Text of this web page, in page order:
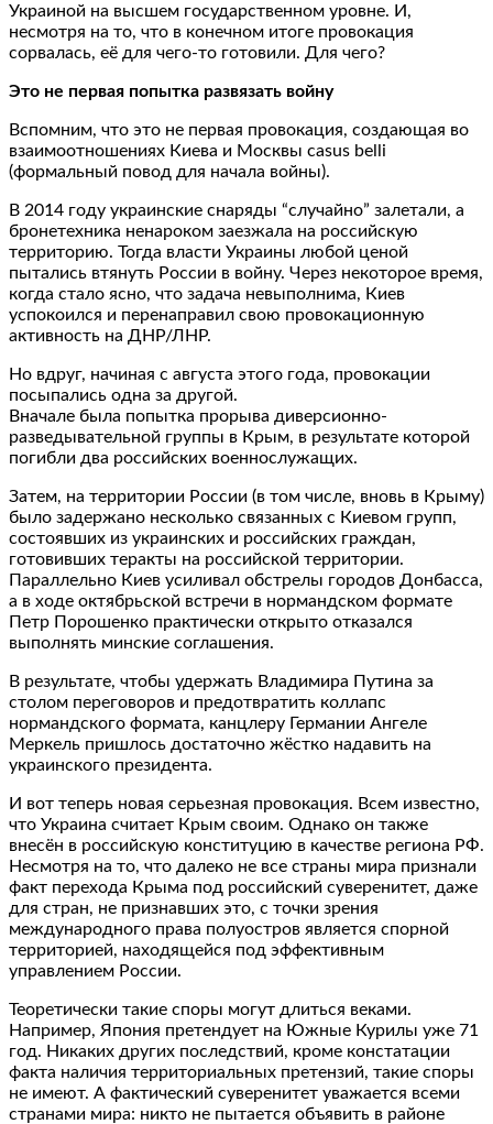
Украиной на высшем государственном уровне. И,
несмотря на то, что в конечном итоге провокация
сорвалась, её для чего-то готовили. Для чего?
Это не первая попытка развязать войну
Вспомним, что это не первая провокация, создающая во
взаимоотношениях Киева и Москвы casus belli
(формальный повод для начала войны).
В 2014 году украинские снаряды “случайно” залетали, а
бронетехника ненароком заезжала на российскую
территорию. Тогда власти Украины любой ценой
пытались втянуть России в войну. Через некоторое время,
когда стало ясно, что задача невыполнима, Киев
успокоился и перенаправил свою провокационную
активность на ДНР/ЛНР.
Но вдруг, начиная с августа этого года, провокации
посыпались одна за другой.
Вначале была попытка прорыва диверсионно-
разведывательной группы в Крым, в результате которой
погибли два российских военнослужащих.
Затем, на территории России (в том числе, вновь в Крыму)
было задержано несколько связанных с Киевом групп,
состоявших из украинских и российских граждан,
готовивших теракты на российской территории.
Параллельно Киев усиливал обстрелы городов Донбасса,
а в ходе октябрьской встречи в нормандском формате
Петр Порошенко практически открыто отказался
выполнять минские соглашения.
В результате, чтобы удержать Владимира Путина за
столом переговоров и предотвратить коллапс
нормандского формата, канцлеру Германии Ангеле
Меркель пришлось достаточно жёстко надавить на
украинского президента.
И вот теперь новая серьезная провокация. Всем известно,
что Украина считает Крым своим. Однако он также
внесён в российскую конституцию в качестве региона РФ.
Несмотря на то, что далеко не все страны мира признали
факт перехода Крыма под российский суверенитет, даже
для стран, не признавших это, с точки зрения
международного права полуостров является спорной
территорией, находящейся под эффективным
управлением России.
Теоретически такие споры могут длиться веками.
Например, Япония претендует на Южные Курилы уже 71
год. Никаких других последствий, кроме констатации
факта наличия территориальных претензий, такие споры
не имеют. А фактический суверенитет уважается всеми
странами мира: никто не пытается объявить в районе